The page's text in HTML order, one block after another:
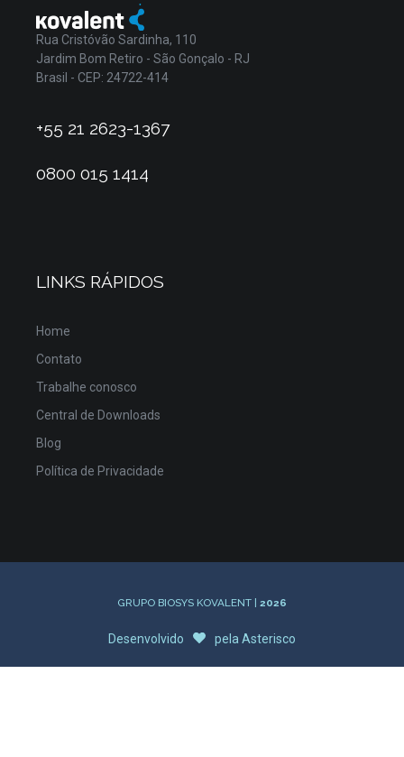
Rua Cristóvão Sardinha, 110
Jardim Bom Retiro - São Gonçalo - RJ
Brasil - CEP: 24722-414
+55 21 2623-1367
0800 015 1414
LINKS RÁPIDOS
Home
Contato
Trabalhe conosco
Central de Downloads
Blog
Política de Privacidade
GRUPO BIOSYS KOVALENT | 2026
Desenvolvido pela Asterisco